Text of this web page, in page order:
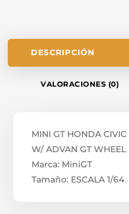
DESCRIPCIÓN
VALORACIONES (0)
MINI GT HONDA CIVIC
W/ ADVAN GT WHEEL
Marca: MiniGT
Tamaño: ESCALA 1/64